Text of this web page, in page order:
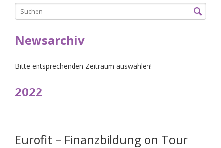
Newsarchiv
Bitte entsprechenden Zeitraum auswählen!
2022
Eurofit – Finanzbildung on Tour